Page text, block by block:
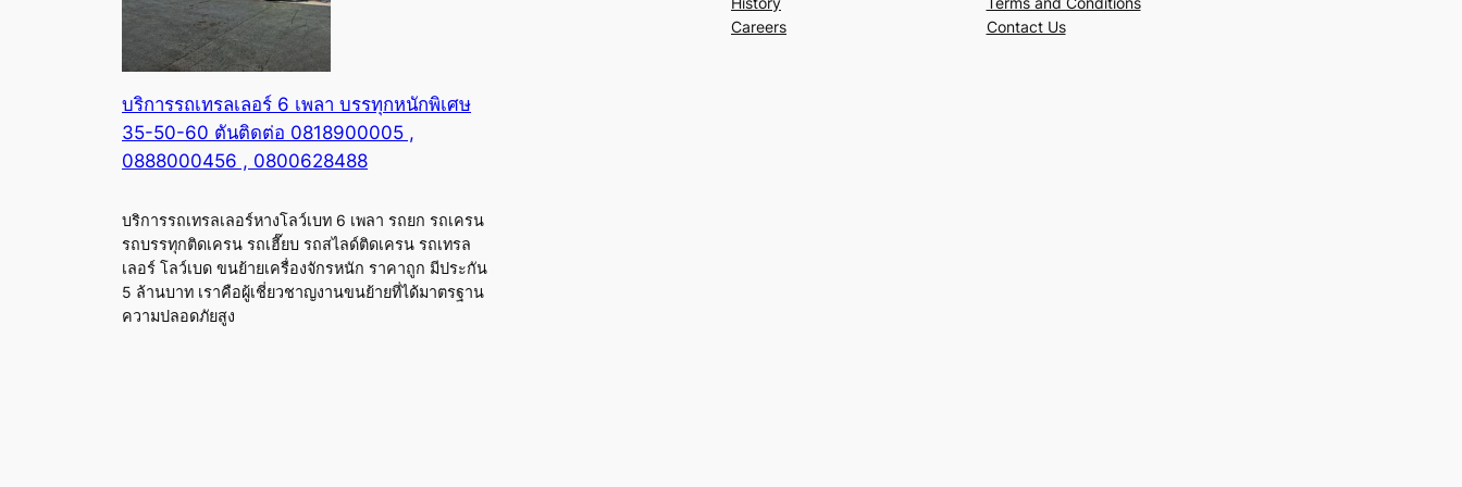
บริการรถเทรลเลอร์ 6 เพลา บรรทุกหนักพิเศษ
35-50-60 ตันติดต่อ 0818900005 ,
0888000456 , 0800628488
บริการรถเทรลเลอร์หางโลว์เบท 6 เพลา รถยก รถเครน
รถบรรทุกติดเครน รถเฮี๊ยบ รถสไลด์ติดเครน รถเทรล
เลอร์ โลว์เบด ขนย้ายเครื่องจักรหนัก ราคาถูก มีประกัน
5 ล้านบาท เราคือผู้เชี่ยวชาญงานขนย้ายที่ได้มาตรฐาน
ความปลอดภัยสูง
Careers
Contact Us